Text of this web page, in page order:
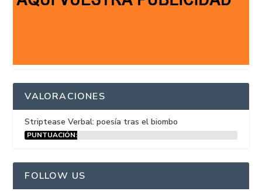
VALORACIONES
Striptease Verbal: poesía tras el biombo
PUNTUACIÓN:
FOLLOW US